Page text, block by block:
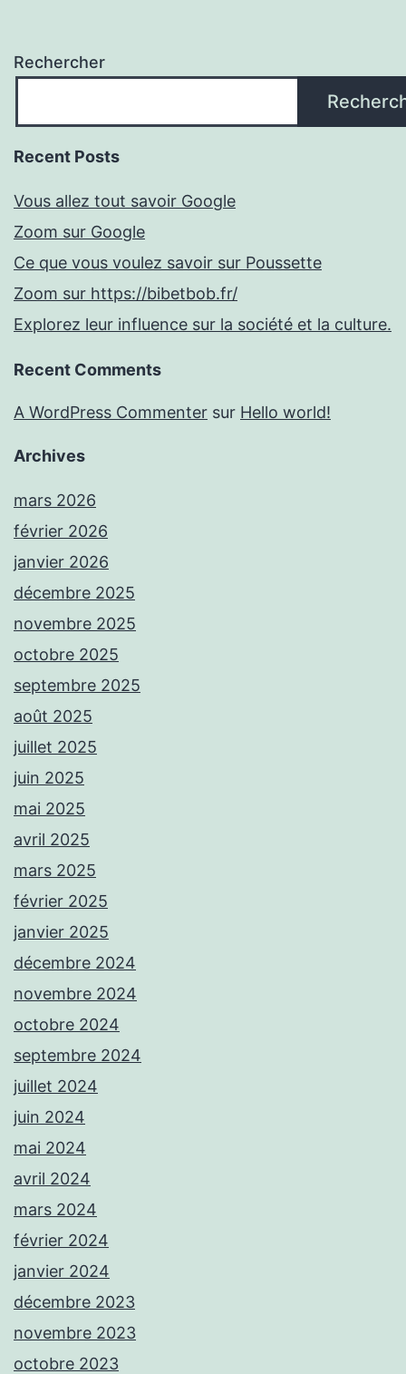
Rechercher
Recent Posts
Vous allez tout savoir Google
Zoom sur Google
Ce que vous voulez savoir sur Poussette
Zoom sur https://bibetbob.fr/
Explorez leur influence sur la société et la culture.
Recent Comments
A WordPress Commenter sur Hello world!
Archives
mars 2026
février 2026
janvier 2026
décembre 2025
novembre 2025
octobre 2025
septembre 2025
août 2025
juillet 2025
juin 2025
mai 2025
avril 2025
mars 2025
février 2025
janvier 2025
décembre 2024
novembre 2024
octobre 2024
septembre 2024
juillet 2024
juin 2024
mai 2024
avril 2024
mars 2024
février 2024
janvier 2024
décembre 2023
novembre 2023
octobre 2023